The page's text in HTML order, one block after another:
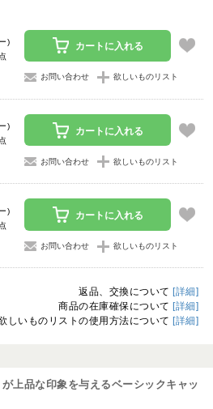
)
カートに入れる
お問い合わせ 欲しいものリスト
)
カートに入れる
お問い合わせ 欲しいものリスト
)
カートに入れる
お問い合わせ 欲しいものリスト
返品、交換について [詳細]
商品の在庫確保について [詳細]
しいものリストの使用方法について [詳細]
上品な印象を与えるベーシックキャッ